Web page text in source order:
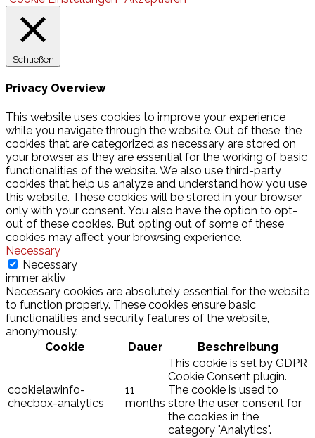
Schließen
Privacy Overview
This website uses cookies to improve your experience
while you navigate through the website. Out of these, the
cookies that are categorized as necessary are stored on
your browser as they are essential for the working of basic
functionalities of the website. We also use third-party
cookies that help us analyze and understand how you use
this website. These cookies will be stored in your browser
only with your consent. You also have the option to opt-
out of these cookies. But opting out of some of these
cookies may affect your browsing experience.
Necessary
Necessary
immer aktiv
Necessary cookies are absolutely essential for the website
to function properly. These cookies ensure basic
functionalities and security features of the website,
anonymously.
Cookie
Dauer Beschreibung
cookielawinfo-
checbox-analytics
11
months
This cookie is set by GDPR
Cookie Consent plugin.
The cookie is used to
store the user consent for
the cookies in the
category "Analytics".